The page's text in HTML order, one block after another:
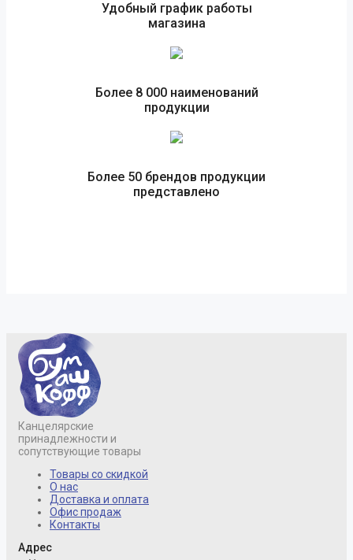
Удобный график работы
магазина
Более 8 000 наименований
продукции
Более 50 брендов продукции
представлено
Канцелярские
принадлежности и
сопутствующие товары
Товары со скидкой
О нас
Доставка и оплата
Офис продаж
Контакты
Адрес